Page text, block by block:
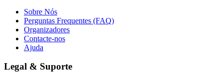
Sobre Nós
Perguntas Frequentes (FAQ)
Organizadores
Contacte-nos
Ajuda
Legal & Suporte